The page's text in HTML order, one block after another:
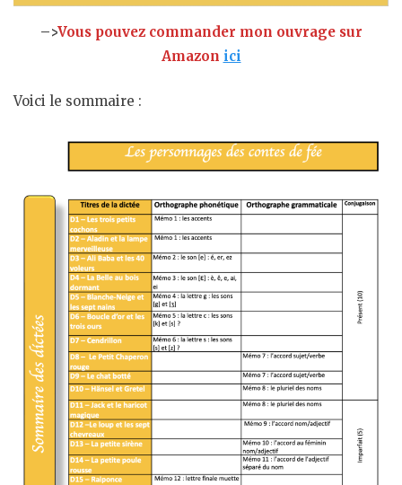
–>Vous pouvez commander mon ouvrage sur
Amazon ici
Voici le sommaire :